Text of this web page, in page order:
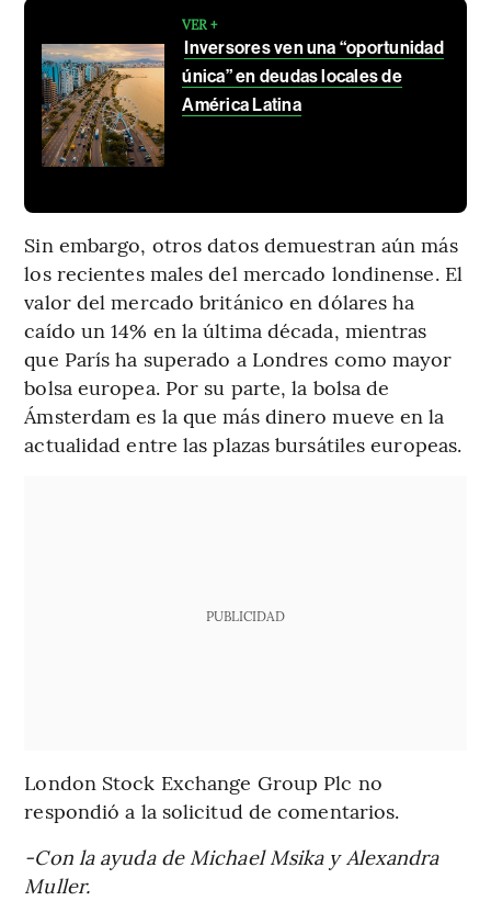
VER +
Inversores ven una “oportunidad
única” en deudas locales de
América Latina
Sin embargo, otros datos demuestran aún más
los recientes males del mercado londinense. El
valor del mercado británico en dólares ha
caído un 14% en la última década, mientras
que París ha superado a Londres como mayor
bolsa europea. Por su parte, la bolsa de
Ámsterdam es la que más dinero mueve en la
actualidad entre las plazas bursátiles europeas.
PUBLICIDAD
London Stock Exchange Group Plc no
respondió a la solicitud de comentarios.
-Con la ayuda de Michael Msika y Alexandra
Muller.